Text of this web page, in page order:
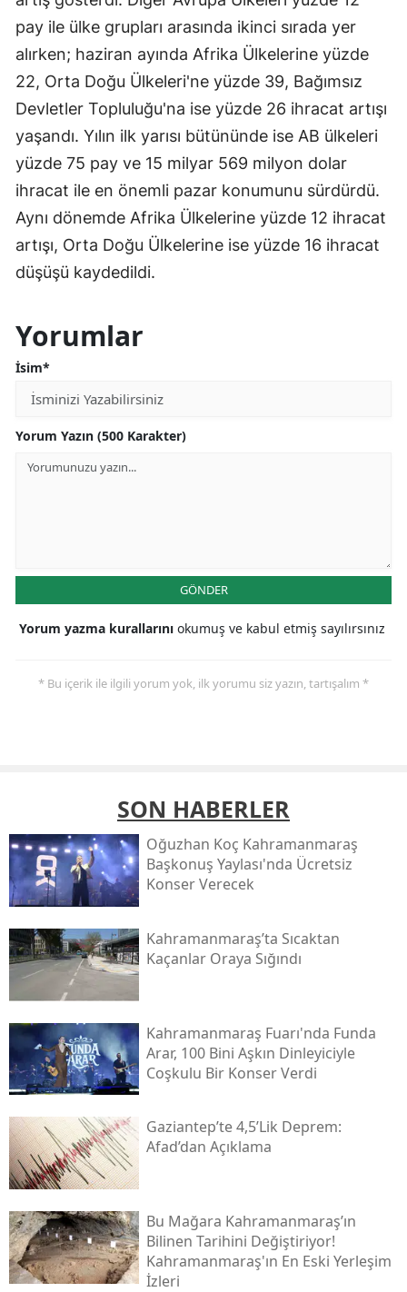
pay ile ülke grupları arasında ikinci sırada yer
alırken; haziran ayında Afrika Ülkelerine yüzde
22, Orta Doğu Ülkeleri'ne yüzde 39, Bağımsız
Devletler Topluluğu'na ise yüzde 26 ihracat artışı
yaşandı. Yılın ilk yarısı bütününde ise AB ülkeleri
yüzde 75 pay ve 15 milyar 569 milyon dolar
ihracat ile en önemli pazar konumunu sürdürdü.
Aynı dönemde Afrika Ülkelerine yüzde 12 ihracat
artışı, Orta Doğu Ülkelerine ise yüzde 16 ihracat
düşüşü kaydedildi.
Yorumlar
İsim*
Yorum Yazın (500 Karakter)
GÖNDER
Yorum yazma kurallarını okumuş ve kabul etmiş sayılırsınız
* Bu içerik ile ilgili yorum yok, ilk yorumu siz yazın, tartışalım *
SON HABERLER
Oğuzhan Koç Kahramanmaraş
Başkonuş Yaylası'nda Ücretsiz
Konser Verecek
Kahramanmaraş’ta Sıcaktan
Kaçanlar Oraya Sığındı
Kahramanmaraş Fuarı'nda Funda
Arar, 100 Bini Aşkın Dinleyiciyle
Coşkulu Bir Konser Verdi
Gaziantep’te 4,5’lik Deprem:
Afad’dan Açıklama
Bu Mağara Kahramanmaraş’ın
Bilinen Tarihini Değiştiriyor!
Kahramanmaraş'ın En Eski Yerleşim
İzleri